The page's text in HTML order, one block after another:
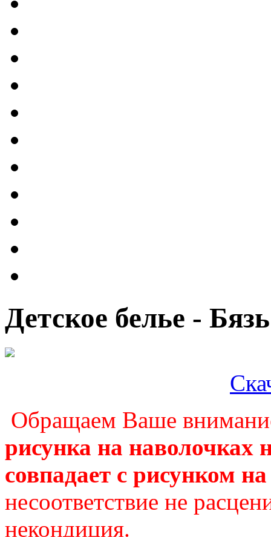
Детское белье -
Обращаем Ваше
рисунка на наволочках
совпадает с рисунком
несоответствие не
некондиция.